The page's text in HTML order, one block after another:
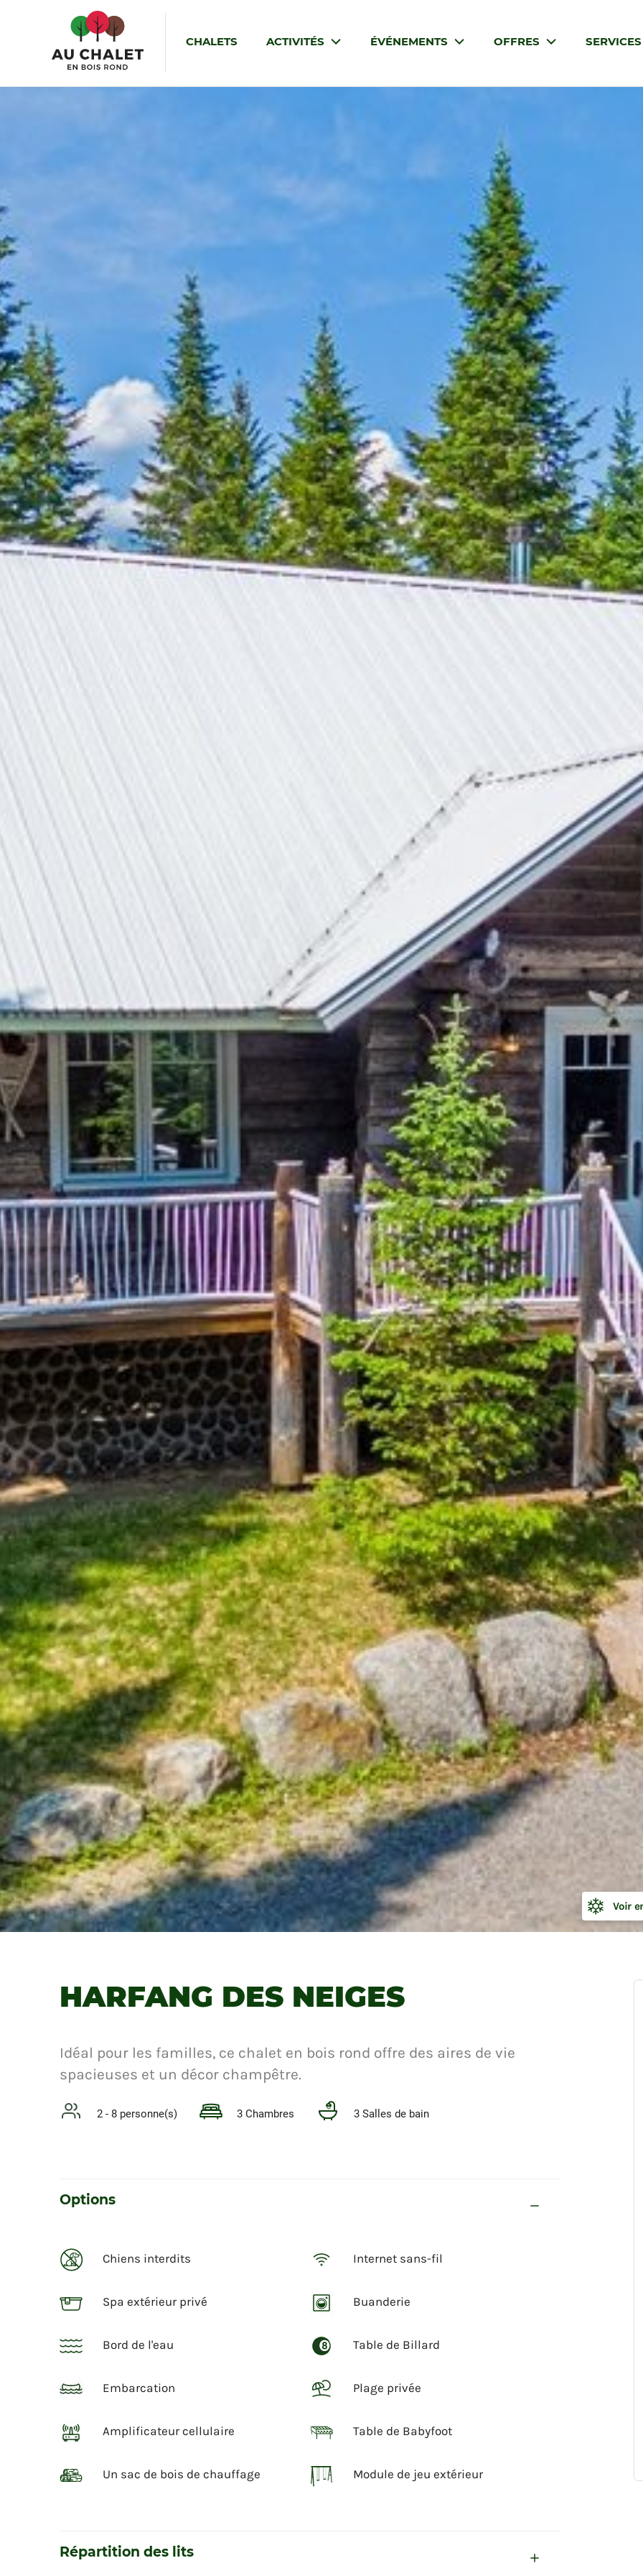
CHALETS ACTIVITÉS ÉVÉNEMENTS OFFRES
Voir
HARFANG DES NEIGES
Idéal pour les familles, ce chalet en bois rond offre des aires de vie
spacieuses et un décor champêtre.
2 - 8 personne(s) 3 Chambres 3 Salles de bain
Options
Chiens interdits Internet sans-fil
Spa extérieur privé Buanderie
Bord de l'eau Table de Billard
Embarcation Plage privée
Amplificateur cellulaire Table de Babyfoot
Un sac de bois de chauffage Module de jeu extérieur
Répartition des lits
PROMO L'ÉTÉ EN GRAND
👋 Attends une petite seconde... tu as vu notre promo de
l'été? ☀️
Profite de 20 % de rabaissur une sélection de grands
chalets, du dimanche au jeudi, pour des séjours du 9 au
août, et du 16 au 20 août.
C'est le moment idéal pour réunir toute la gang et vivre
l'été... en grand! 🌲
DÉCOUVRIR LA PROMOTION
Fermer